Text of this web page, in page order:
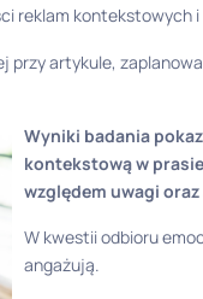
reklam
artykule,
Wyniki badania
kontekstową w
względem uwagi
W kwestii odbioru
angażują.